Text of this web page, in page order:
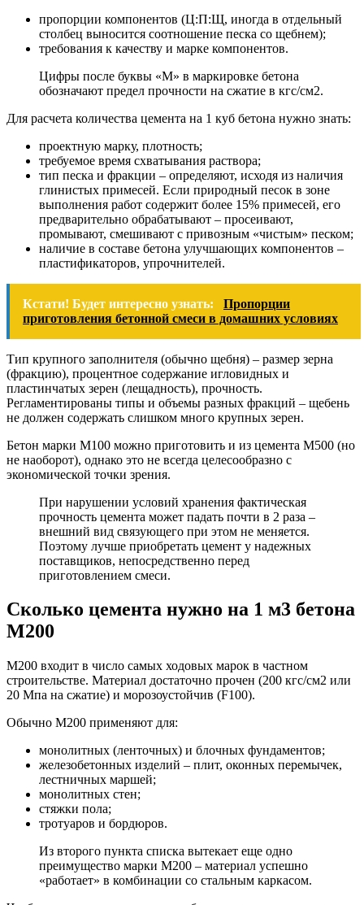
пропорции компонентов (Ц:П:Щ, иногда в отдельный
столбец выносится соотношение песка со щебнем);
требования к качеству и марке компонентов.
Цифры после буквы «М» в маркировке бетона
обозначают предел прочности на сжатие в кгс/см2.
Для расчета количества цемента на 1 куб бетона нужно знать:
проектную марку, плотность;
требуемое время схватывания раствора;
тип песка и фракции – определяют, исходя из наличия
глинистых примесей. Если природный песок в зоне
выполнения работ содержит более 15% примесей, его
предварительно обрабатывают – просеивают,
промывают, смешивают с привозным «чистым» песком;
наличие в составе бетона улучшающих компонентов –
пластификаторов, упрочнителей.
Кстати! Будет интересно узнать:
Пропорции
приготовления бетонной смеси в домашних условиях
Тип крупного заполнителя (обычно щебня) – размер зерна
(фракцию), процентное содержание игловидных и
пластинчатых зерен (лещадность), прочность.
Регламентированы типы и объемы разных фракций – щебень
не должен содержать слишком много крупных зерен.
Бетон марки М100 можно приготовить и из цемента М500 (но
не наоборот), однако это не всегда целесообразно с
экономической точки зрения.
При нарушении условий хранения фактическая
прочность цемента может падать почти в 2 раза –
внешний вид связующего при этом не меняется.
Поэтому лучше приобретать цемент у надежных
поставщиков, непосредственно перед
приготовлением смеси.
Сколько цемента нужно на 1 м3 бетона
М200
М200 входит в число самых ходовых марок в частном
строительстве. Материал достаточно прочен (200 кгс/см2 или
20 Мпа на сжатие) и морозоустойчив (F100).
Обычно М200 применяют для:
монолитных (ленточных) и блочных фундаментов;
железобетонных изделий – плит, оконных перемычек,
лестничных маршей;
монолитных стен;
стяжки пола;
тротуаров и бордюров.
Из второго пункта списка вытекает еще одно
преимущество марки М200 – материал успешно
«работает» в комбинации со стальным каркасом.